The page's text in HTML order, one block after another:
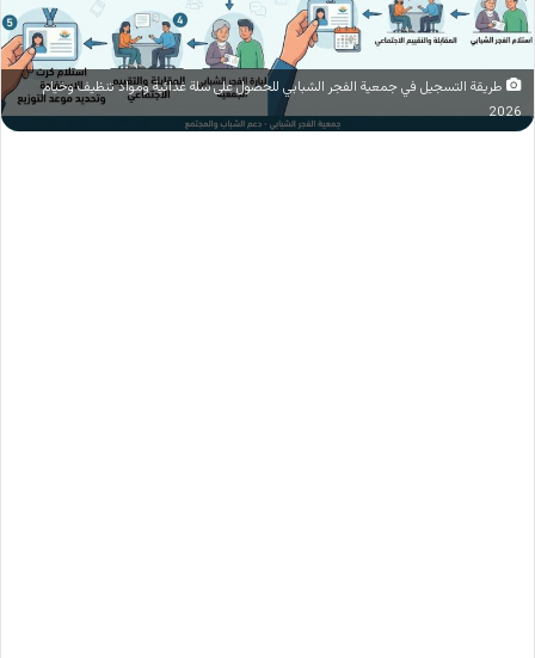
طريقة التسجيل في جمعية الفجر الشبابي للحصول على سلة غذائية ومواد تنظيف وخيام
2026